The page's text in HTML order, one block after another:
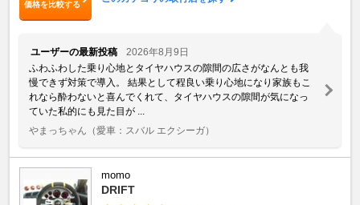
価格を比較する
ユーザーの最新投稿
2026年8月9日
ふわふわした乗り心地とタイヤハウスの隙間の広さがなんとも我
慢できず対策で導入。 結果として程良い乗り心地になり家族もこ
れなら酔わないと喜んでくれて、タイヤハウスの隙間が気になっ
ていた私的にも見た目が ...
やまっちゃん （愛車：スバル エクシーガ）
momo
DRIFT